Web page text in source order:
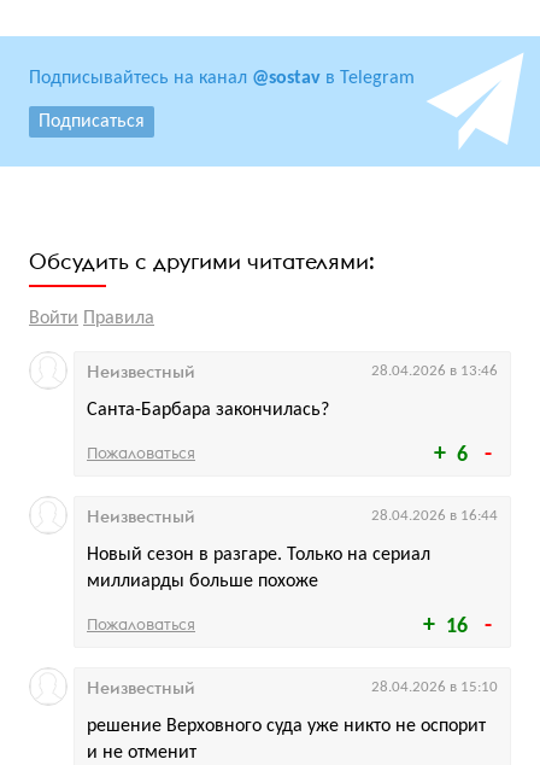
Подписывайтесь на канал @sostav в Telegram
Подписаться
Обсудить с другими читателями:
Войти Правила
6
Санта-Барбара закончилась?
Неизвестный 28.04.2026 в 13:46
Пожаловаться
16
Новый сезон в разгаре. Только на сериал
миллиарды больше похоже
Неизвестный 28.04.2026 в 16:44
Пожаловаться
решение Верховного суда уже никто не оспорит
и не отменит
Неизвестный 28.04.2026 в 15:10